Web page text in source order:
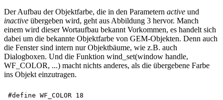
Der Aufbau der Objektfarbe, die in den Parametern active und
inactive übergeben wird, geht aus Abbildung 3 hervor. Manch
einem wird dieser Wortaufbau bekannt Vorkommen, es handelt sich
dabei um die bekannte Objektfarbe von GEM-Objekten. Denn auch
die Fenster sind intern nur Objektbäume, wie z.B. auch
Dialogboxen. Und die Funktion wind_set(window handle,
WF_COLOR, ...) macht nichts anderes, als die übergebene Farbe
ins Objekt einzutragen.
#define WF_COLOR 18